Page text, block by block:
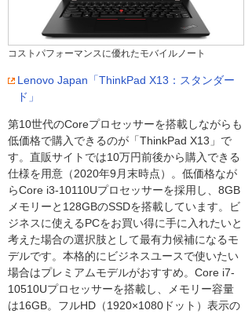
コストパフォーマンスに優れたモバイルノート
Lenovo Japan「ThinkPad X13：スタンダー
ド」
第10世代のCoreプロセッサーを搭載しながらも
低価格で購入できるのが「ThinkPad X13」で
す。直販サイトでは10万円前後から購入できる
仕様を用意（2020年9月末時点）。低価格なが
らCore i3-10110Uプロセッサーを採用し、8GB
メモリーと128GBのSSDを搭載しています。ビ
ジネスに使えるPCをお買い得に手に入れたいと
考えた場合の選択肢として最有力候補になるモ
デルです。本格的にビジネスユースで使いたい
場合はプレミアムモデルがおすすめ。Core i7-
10510Uプロセッサーを搭載し、メモリー容量
は16GB。フルHD（1920×1080ドット）表示の